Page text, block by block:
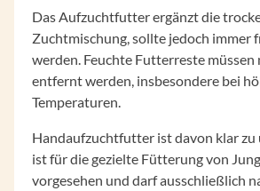
Das Aufzuchtfutter ergänzt die
Zuchtmischung, sollte jedoch immer
werden. Feuchte Futterreste müssen
entfernt werden, insbesondere bei
Temperaturen.
Handaufzuchtfutter ist davon klar zu
ist für die gezielte Fütterung von
vorgesehen und darf ausschließlich